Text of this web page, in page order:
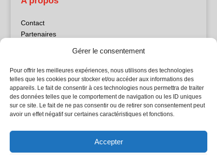
Gérer le consentement
Pour offrir les meilleures expériences, nous utilisons des technologies
telles que les cookies pour stocker et/ou accéder aux informations des
appareils. Le fait de consentir à ces technologies nous permettra de traiter
des données telles que le comportement de navigation ou les ID uniques
sur ce site. Le fait de ne pas consentir ou de retirer son consentement peut
avoir un effet négatif sur certaines caractéristiques et fonctions.
Accepter
Contact
Partenaires
Politique de confidentialité
Sites partenaires
5Façades
Atrium Patrimoine